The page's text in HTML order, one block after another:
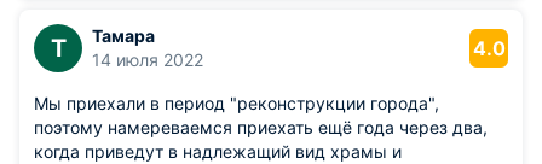
Т
Тамара
14 июля 2022
4.0
Мы приехали в период "реконструкции города",
поэтому намереваемся приехать ещё года через два,
когда приведут в надлежащий вид храмы и